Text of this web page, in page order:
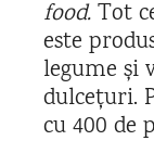
food.Tot
este
legume și
dulcețuri.
cu 400 de